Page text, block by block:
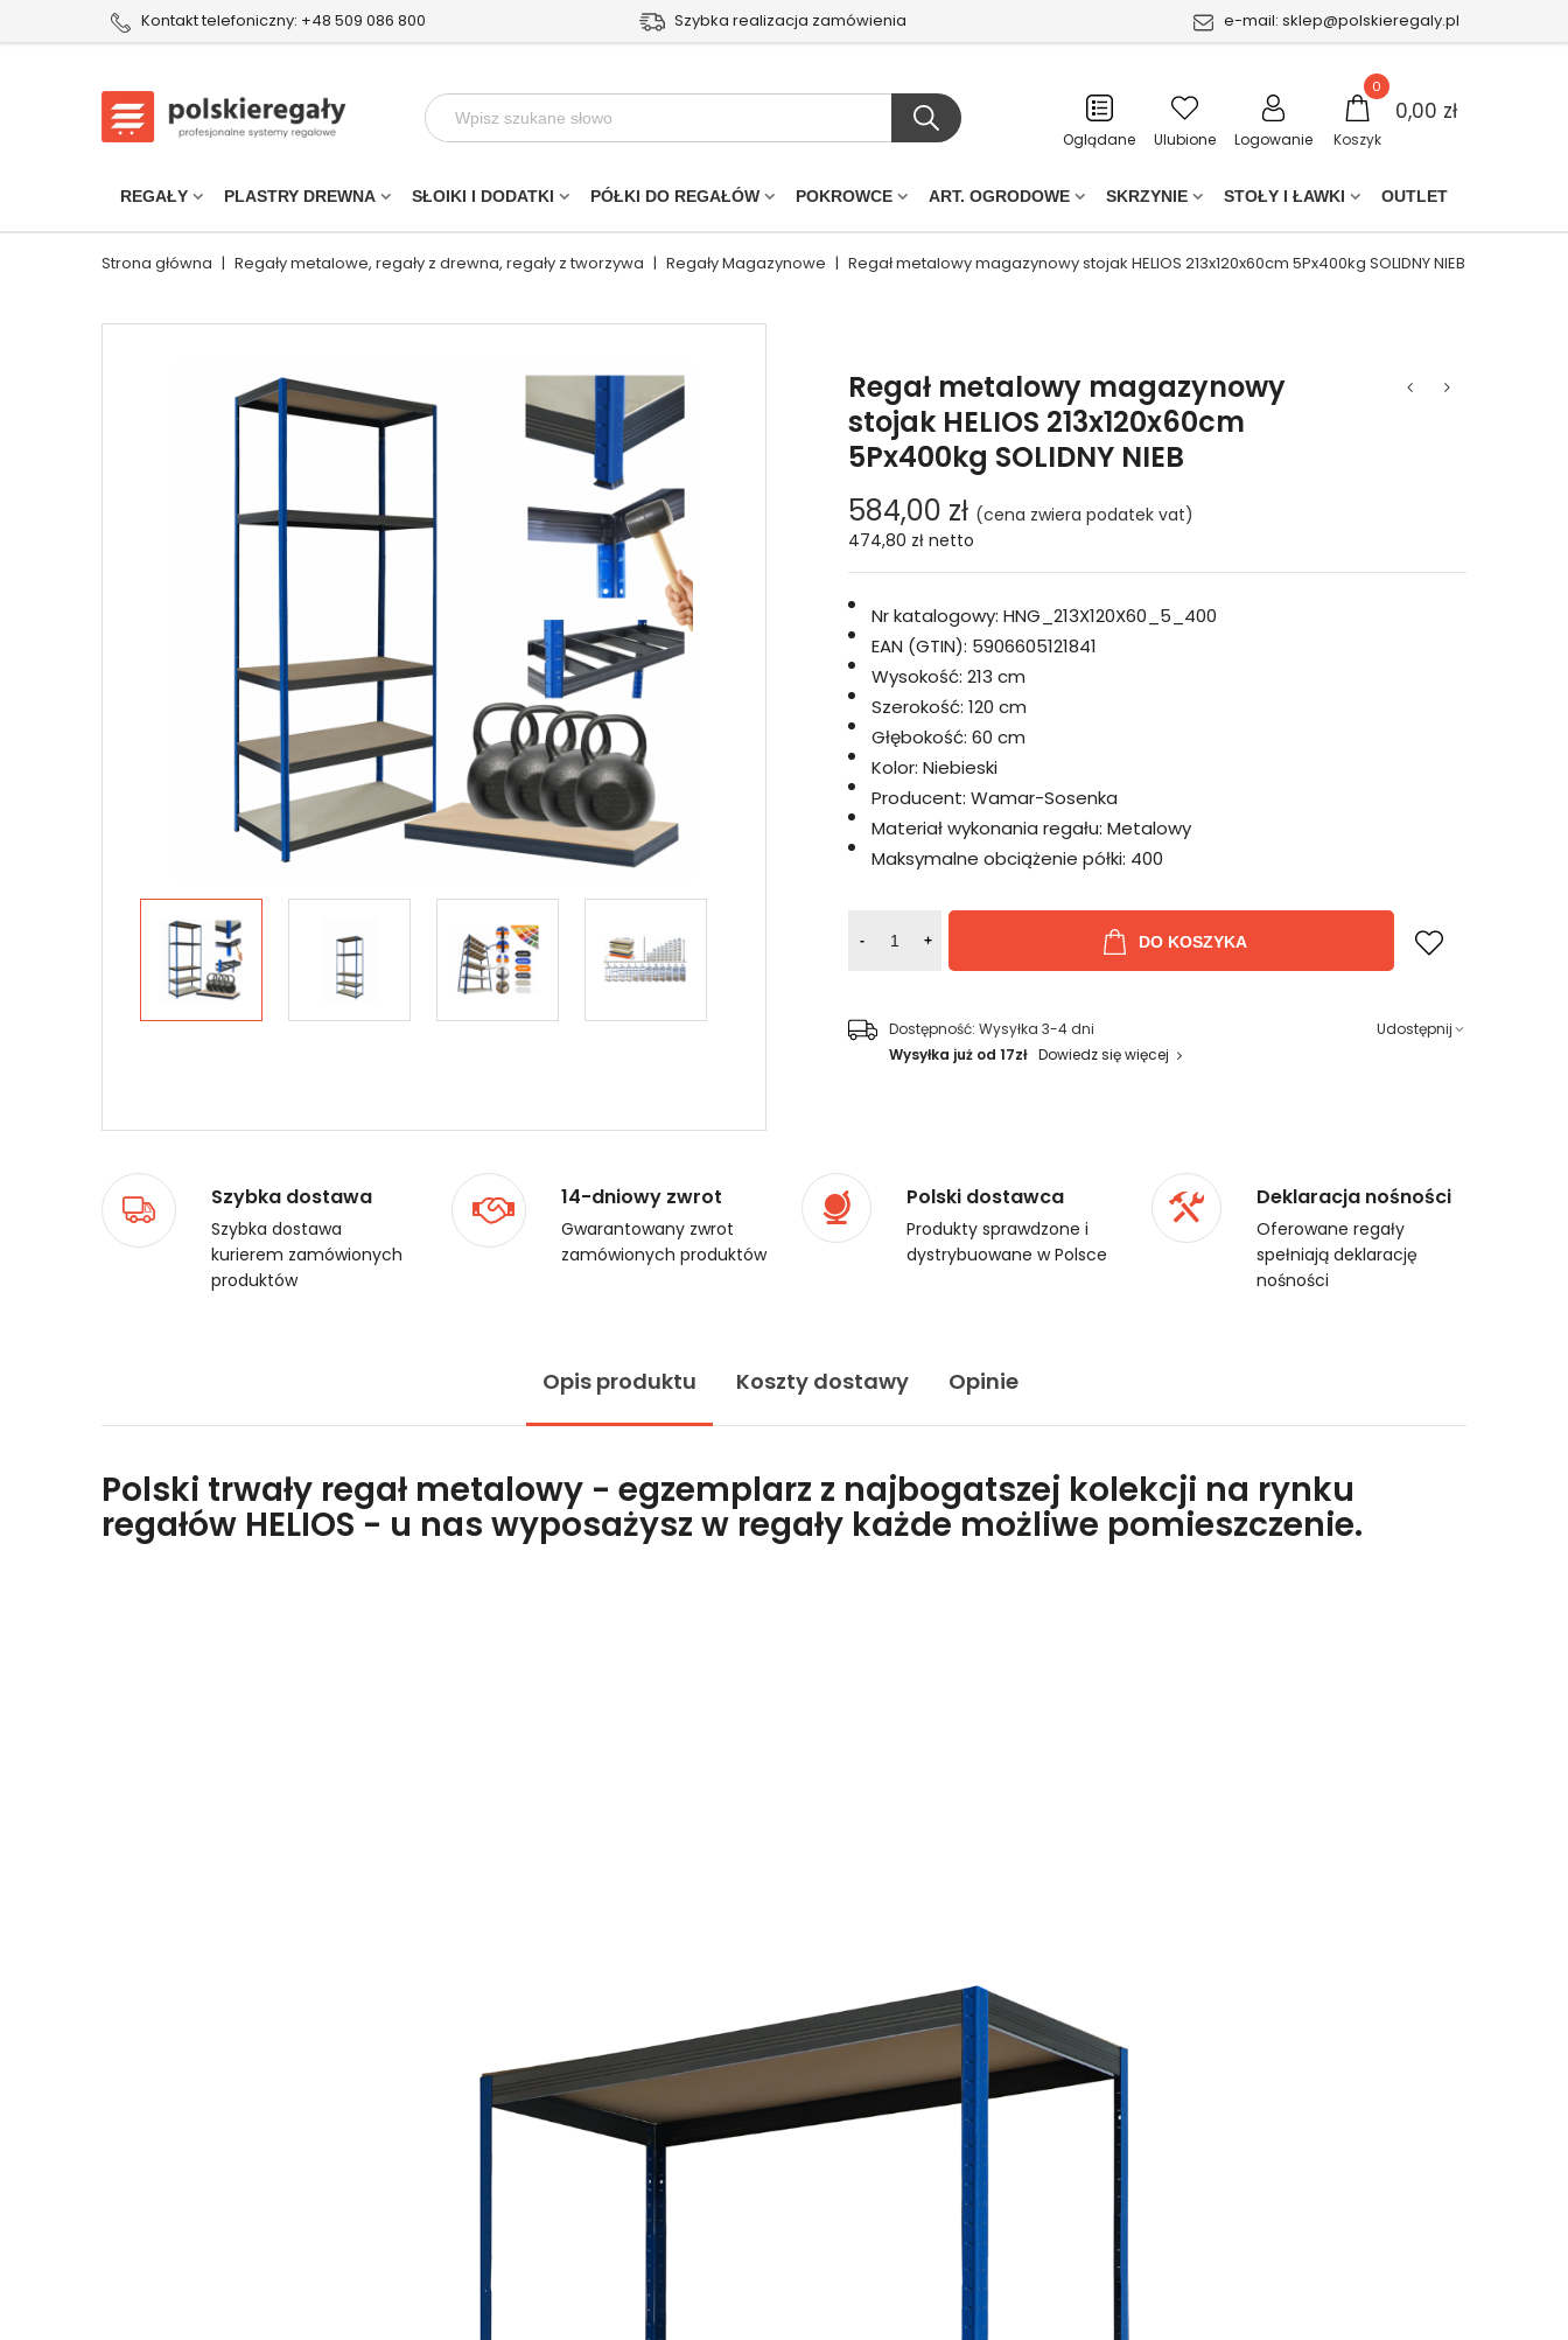
Kontakt telefoniczny: +48 509 086 800 Szybka realizacja zamówienia e-mail: sklep@polskieregaly.pl
Oglądane Ulubione Logowanie Koszyk
0
0,00 zł
REGAŁY PLASTRY DREWNA SŁOIKI I DODATKI PÓŁKI DO REGAŁÓW POKROWCE ART. OGRODOWE SKRZYNIE STOŁY I ŁAWKI OUTLET
Strona główna | Regały metalowe, regały z drewna, regały z tworzywa | Regały Magazynowe | Regał metalowy magazynowy stojak HELIOS 213x120x60cm 5Px400kg SOLIDNY NIEB
Regał metalowy magazynowy
stojak HELIOS 213x120x60cm
5Px400kg SOLIDNY NIEB
584,00 zł (cena zwiera podatek vat)
474,80 zł netto
Nr katalogowy: HNG_213X120X60_5_400
EAN (GTIN): 5906605121841
Wysokość: 213 cm
Szerokość: 120 cm
Głębokość: 60 cm
Kolor: Niebieski
Producent: Wamar-Sosenka
Materiał wykonania regału: Metalowy
Maksymalne obciążenie półki: 400
- + DO KOSZYKA
Dostępność: Wysyłka 3-4 dni
Wysyłka już od 17zł Dowiedz się więcej
Udostępnij
Szybka dostawa
Szybka dostawa
kurierem zamówionych
produktów
14-dniowy zwrot
Gwarantowany zwrot
zamówionych produktów
Polski dostawca
Produkty sprawdzone i
dystrybuowane w Polsce
Deklaracja nośności
Oferowane regały
spełniają deklarację
nośności
Opis produktu Koszty dostawy Opinie
Polski trwały regał metalowy - egzemplarz z najbogatszej kolekcji na rynku
regałów HELIOS - u nas wyposażysz w regały każde możliwe pomieszczenie.